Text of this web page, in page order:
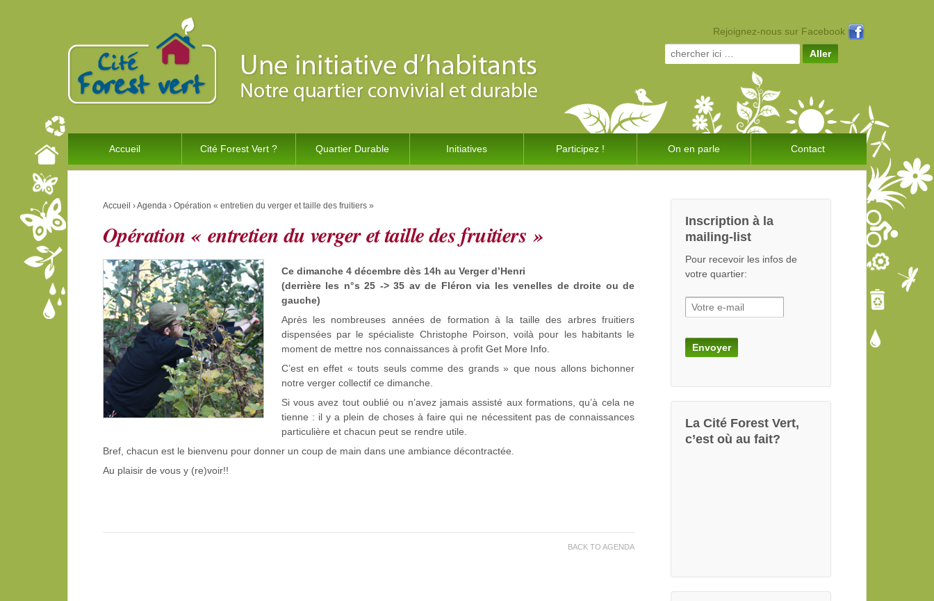
Rejoignez-nous sur Facebook
Search for:
Accueil Cité Forest Vert ? Quartier Durable Initiatives Participez ! On en parle Contact
Accueil ›Agenda › Opération « entretien du verger et taille des fruitiers »
Opération « entretien du verger et taille des fruitiers »
Ce dimanche 4 décembre dès 14h au Verger d’Henri
(derrière les n°s 25 -> 35 av de Fléron via les venelles de droite ou de
gauche)
Après les nombreuses années de formation à la taille des arbres fruitiers
dispensées par le spécialiste Christophe Poirson, voilà pour les habitants le
moment de mettre nos connaissances à profit Get More Info.
C’est en effet « touts seuls comme des grands » que nous allons bichonner
notre verger collectif ce dimanche.
Si vous avez tout oublié ou n’avez jamais assisté aux formations, qu’à cela ne
tienne : il y a plein de choses à faire qui ne nécessitent pas de connaissances
particulière et chacun peut se rendre utile.
Bref, chacun est le bienvenu pour donner un coup de main dans une ambiance décontractée.
Au plaisir de vous y (re)voir!!
BACK TO AGENDA
Inscription à la
mailing-list
Pour recevoir les infos de
votre quartier:
La Cité Forest Vert,
c’est où au fait?